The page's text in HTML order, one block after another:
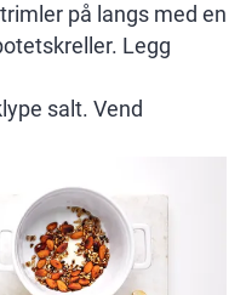
på langs med en
Legg
salt. Vend